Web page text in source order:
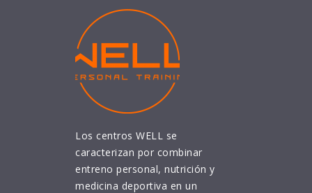
Los centros WELL se
caracterizan por combinar
entreno personal, nutrición y
medicina deportiva en un